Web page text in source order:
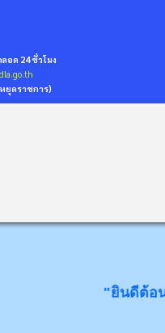
ลอด 24 ชั่วโมง
หยุดราชการ)
"ยินดีต้อนรับเข้า